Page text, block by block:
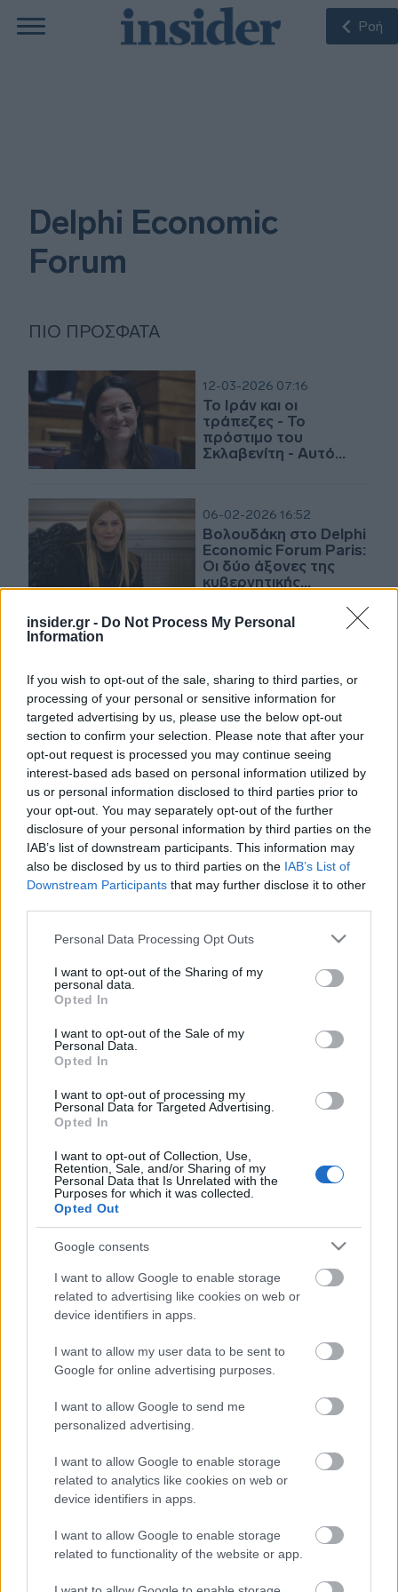
insider.gr - Do Not Process My Personal
Information
If you wish to opt-out of the sale, sharing to third parties, or
processing of your personal or sensitive information for
targeted advertising by us, please use the below opt-out
section to confirm your selection. Please note that after your
opt-out request is processed you may continue seeing
interest-based ads based on personal information utilized by
us or personal information disclosed to third parties prior to
your opt-out. You may separately opt-out of the further
disclosure of your personal information by third parties on the
IAB’s list of downstream participants. This information may
also be disclosed by us to third parties on the IAB’s List of
Downstream Participants that may further disclose it to other
Please note that this website/app uses one or more Google
not limited to your visit or usage behaviour. You may click to
grant or deny consent to Google and its third-party tags to
use your data for below specified purposes in below Google
consent section.
Personal Data Processing Opt Outs
I want to opt-out of the Sharing of my
personal data.
Opted In
I want to opt-out of the Sale of my
Personal Data.
Opted In
I want to opt-out of processing my
Personal Data for Targeted Advertising.
Opted In
I want to opt-out of Collection, Use,
Retention, Sale, and/or Sharing of my
Personal Data that Is Unrelated with the
Purposes for which it was collected.
Opted Out
Google consents
I want to allow Google to enable storage
related to advertising like cookies on web or
device identifiers in apps.
I want to allow my user data to be sent to
Google for online advertising purposes.
I want to allow Google to send me
personalized advertising.
I want to allow Google to enable storage
related to analytics like cookies on web or
device identifiers in apps.
I want to allow Google to enable storage
related to functionality of the website or app.
Ροή
Delphi Economic
Forum
ΠΙΟ ΠΡΌΣΦΑΤΑ
12-03-2026 07:16
Το Ιράν και οι
τράπεζες - Το
πρόστιμο του
Σκλαβενίτη - Αυτό
06-02-2026 16:52
Βολουδάκη στο Delphi
Economic Forum Paris:
Οι δύο άξονες της
κυβερνητικής
μεταναστευτικό
της οικονομίας ως
βάση για τη
δημιουργία σύγχρονων
και ανθεκτικών
υποδομών
14-04-2025 15:36
Σταθόπουλος (BC
Partners): Τα
περισσότερα που έχω
μάθει είναι από
αποτυχίες
14-04-2025 14:20
μοχλός αξίας και
14-04-2025 11:17
των Δελφών
11-04-2025 18:51
Τσέτη: Καμία ανησυχία
για έλλειψη φαρμάκων
11-04-2025 18:36
Μαρινάκης: H Ελλάδα
Ευρώπης, έχει γίνει
πρωταγωνιστής με
2 τελευταία χρόνια
11-04-2025 17:44
κάνει το «χάος» μια
μορφή τέχνης
11-04-2025 17:11
Πελαγίδης (ΤτΕ): Η